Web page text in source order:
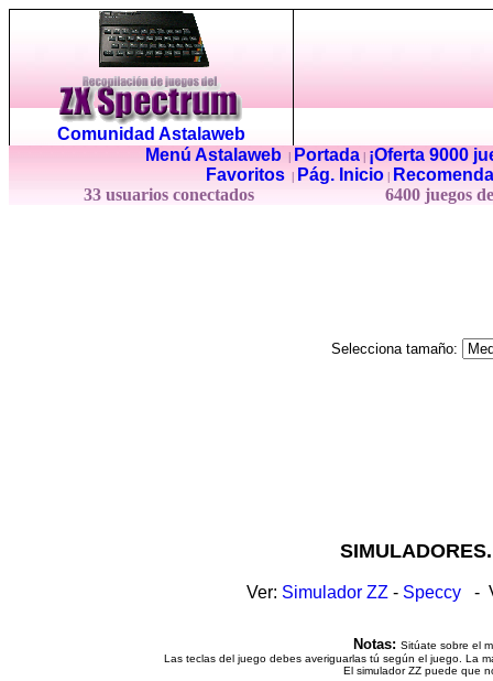
Comunidad Astalaweb
Menú Astalaweb| Portada|
¡Oferta 9000
Favoritos
Pág. Inicio
33 usuarios conectados
6400 juegos
Selecciona tamaño:
Ver: Simulador ZZ - Speccy -
Notas: Sitúate sobre el
Las teclas del juego debes averiguarlas tú según el juego. La
El simulador ZZ puede que